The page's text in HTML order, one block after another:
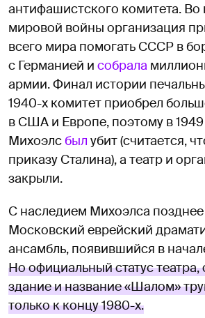
антифашистского комитета.
мировой войны организация
всего мира помогать СССР в
с Германией и собрала
армии. Финал истории
1940-х комитет приобрел
в США и Европе, поэтому в 1949
Михоэлс был убит (считается,
приказу Сталина), а театр и
закрыли.
С наследием Михоэлса позднее
Московский еврейский
ансамбль, появившийся в
Но официальный статус театра,
здание и название «Шалом»
только к концу 1980-х.